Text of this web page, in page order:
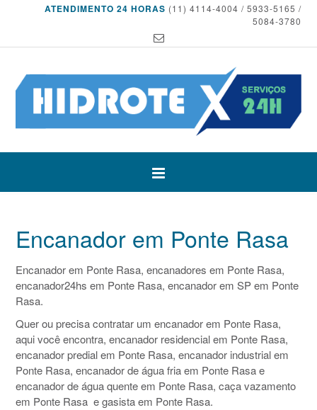
ATENDIMENTO 24 HORAS (11) 4114-4004 / 5933-5165 /
5084-3780
Encanador em Ponte Rasa
Encanador em Ponte Rasa, encanadores em Ponte Rasa,
encanador24hs em Ponte Rasa, encanador em SP em Ponte
Rasa.
Quer ou precisa contratar um encanador em Ponte Rasa,
aqui você encontra, encanador residencial em Ponte Rasa,
encanador predial em Ponte Rasa, encanador industrial em
Ponte Rasa, encanador de água fria em Ponte Rasa e
encanador de água quente em Ponte Rasa, caça vazamento
em Ponte Rasa e gasista em Ponte Rasa.